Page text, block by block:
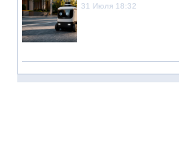
31 Июля 18:32